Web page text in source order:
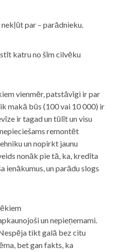
nekļūt par – parādnieku.
katru no šīm cilvēku
vienmēr, patstāvīgi ir par
makā būs (100 vai 10 000) ir
ir tagad un tūlīt un visu
remontēt
un nopirkt jaunu
nonāk pie tā, ka, kredīta
ienākumus, un parādu slogs
un nepieņemami.
tikt galā bez citu
bet gan fakts, ka